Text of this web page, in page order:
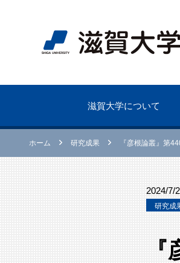
滋賀⼤学について
ホーム 研究成果 『彦根論叢』第
2024/7/
研究成